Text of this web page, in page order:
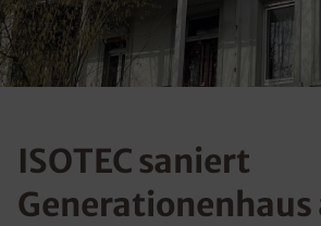
ISOTEC saniert
Generationenhaus